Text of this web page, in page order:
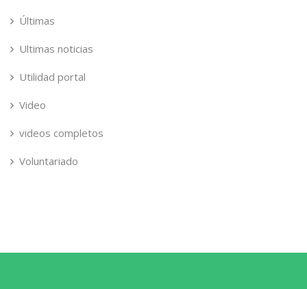
Últimas
Ultimas noticias
Utilidad portal
Video
videos completos
Voluntariado